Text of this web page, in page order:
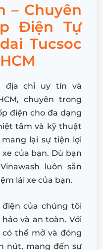
– Chuyên
Điện Tự
Tucsoc
địa chỉ uy tín và
chuyên trong
điện cho đa dạng
tâm và kỹ thuật
lại sự tiện lợi
của bạn. Dù bạn
luôn sẵn
lái xe của bạn.
của chúng tôi
và an toàn. Với
thể mở và đóng
nút, mang đến sự